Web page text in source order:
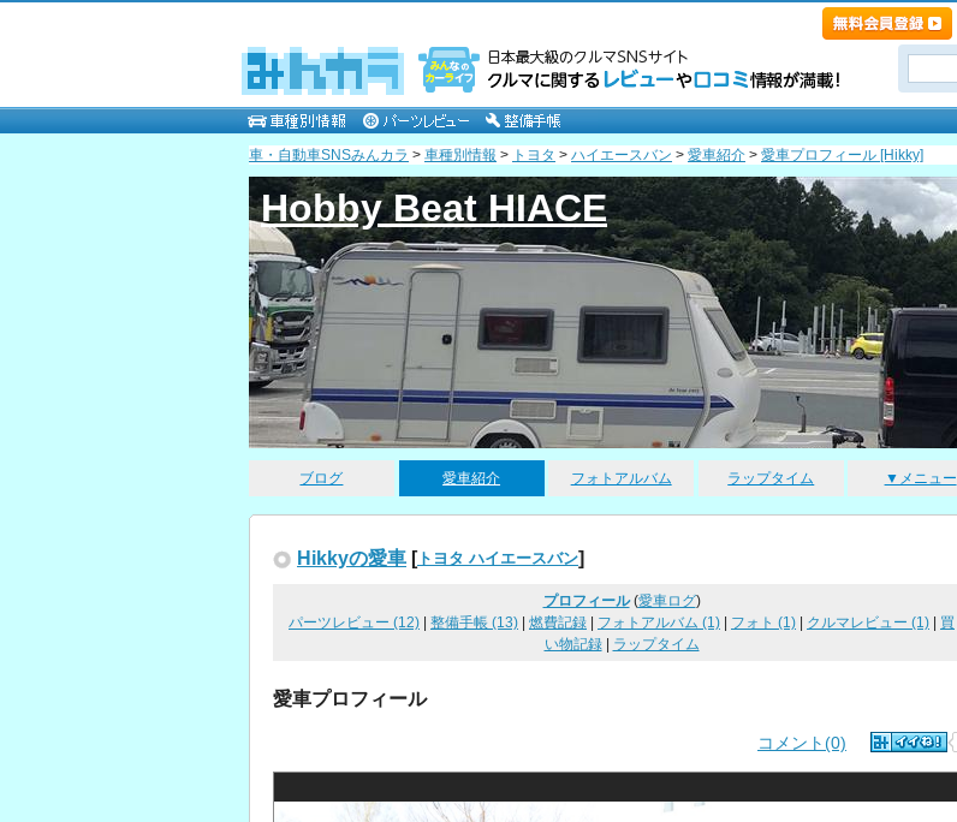
車・自動車SNSみんカラ > 車種別情報 > トヨタ > ハイエースバン > 愛車紹介 > 愛車プロフィール [Hikky]
Hobby Beat HIACE
ブログ 愛車紹介 フォトアルバム ラップタイム ▼メニュー
Hikkyの愛車 [ トヨタ ハイエースバン]
プロフィール(愛車ログ)
パーツレビュー (12)
整備手帳 (13) 燃費記録 フォトアルバム (1) フォト (1) クルマレビュー (1)
買
い物記録| ラップタイム
愛車プロフィール
コメント(0)